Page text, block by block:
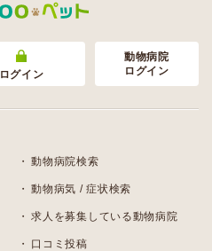
ログイン
動物病院
ログイン
動物病院検索
動物病気 / 症状検索
求人を募集している動物病院
口コミ投稿